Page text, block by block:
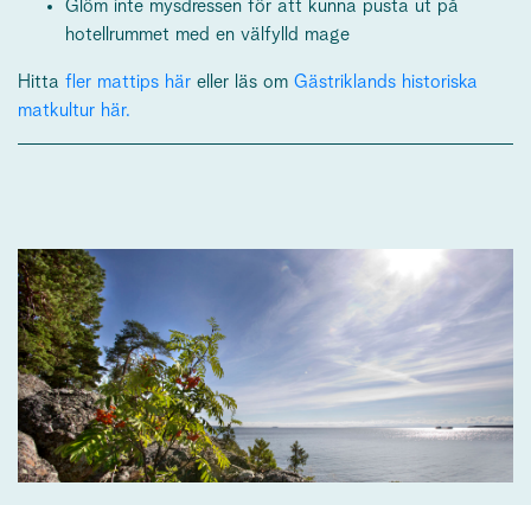
Glöm inte mysdressen för att kunna pusta ut på
hotellrummet med en välfylld mage
Hitta fler mattips här eller läs om Gästriklands historiska
matkultur här.